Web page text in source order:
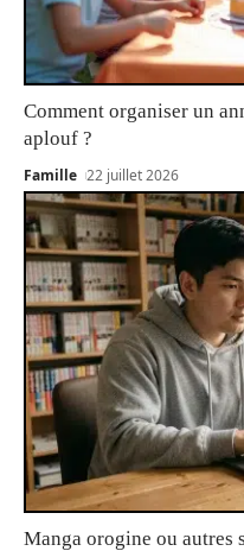
Comment organiser un
aplouf ?
Famille 22 juillet 2026
Manga orogine ou autres